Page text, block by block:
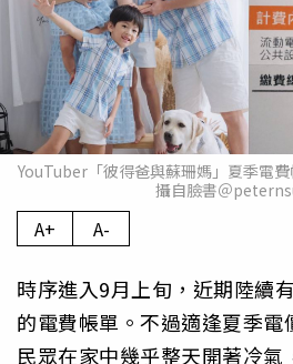
YouTuber「彼得爸與蘇珊媽」夏季電
攝自臉書＠
A+ A-
時序進入9月上旬，近期陸續
的電費帳單。不過適逢夏季電
民眾在家中幾乎整天開著冷